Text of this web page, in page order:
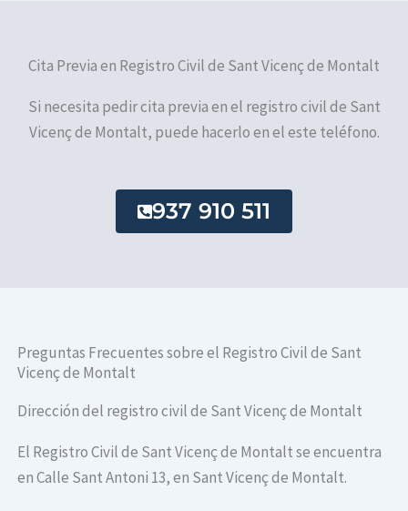
Cita Previa en Registro Civil de Sant Vicenç de Montalt
Si necesita pedir cita previa en el registro civil de Sant
Vicenç de Montalt, puede hacerlo en el este teléfono.
937 910 511
Preguntas Frecuentes sobre el Registro Civil de Sant
Vicenç de Montalt
Dirección del registro civil de Sant Vicenç de Montalt
El Registro Civil de Sant Vicenç de Montalt se encuentra
en Calle Sant Antoni 13, en Sant Vicenç de Montalt.